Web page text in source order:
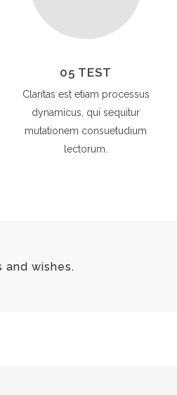
05 TEST
Claritas est etiam processus
dynamicus, qui sequitur
mutationem consuetudium
lectorum.
wishes.